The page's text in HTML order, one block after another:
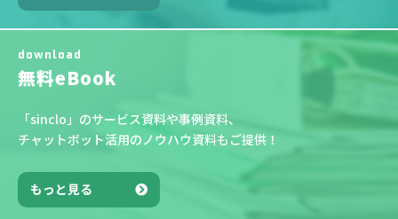
download
無料eBook
「sinclo」のサービス資料や事例資料、
チャットボット活用のノウハウ資料もご提供！
もっと見る